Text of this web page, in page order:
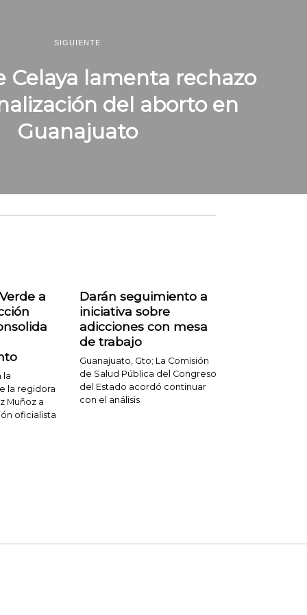
SIGUIENTE
Celaya lamenta rechazo
del aborto en
Guanajuato
a
la
la regidora
Muñoz a
oficialista
Darán seguimiento a
iniciativa sobre
adicciones con mesa
de trabajo
Guanajuato, Gto; La Comisión
de Salud Pública del Congreso
del Estado acordó continuar
con el análisis